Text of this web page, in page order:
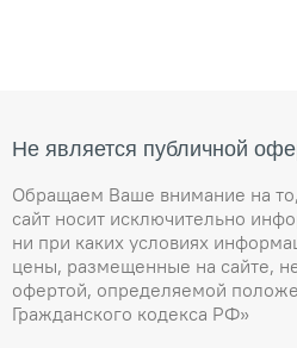
Не является публичной
Обращаем Ваше внимание на
сайт носит исключительно
ни при каких условиях
цены, размещенные на сайте,
офертой, определяемой
Гражданского кодекса РФ»